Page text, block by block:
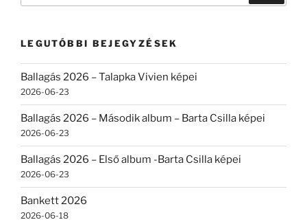
LEGUTÓBBI BEJEGYZÉSEK
Ballagás 2026 – Talapka Vivien képei
2026-06-23
Ballagás 2026 – Második album – Barta Csilla képei
2026-06-23
Ballagás 2026 – Első album -Barta Csilla képei
2026-06-23
Bankett 2026
2026-06-18